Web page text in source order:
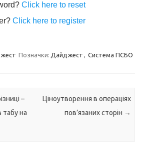
Click here to reset
Click here to register
Позначки: Дайджест , Система ПСБО
–
табу на
Ціноутворення в операціях
пов’язаних сторін →